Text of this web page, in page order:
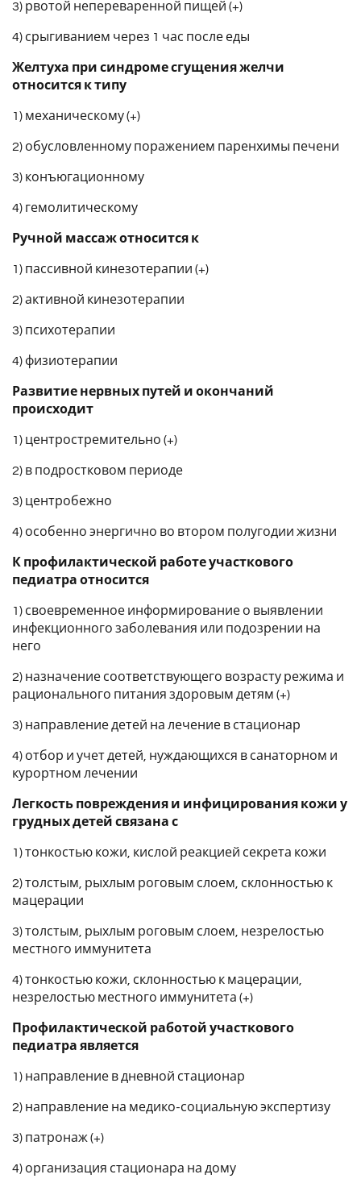
3) рвотой непереваренной пищей (+)
4) срыгиванием через 1 час после еды
Желтуха при синдроме сгущения желчи
относится к типу
1) механическому (+)
2) обусловленному поражением паренхимы печени
3) конъюгационному
4) гемолитическому
Ручной массаж относится к
1) пассивной кинезотерапии (+)
2) активной кинезотерапии
3) психотерапии
4) физиотерапии
Развитие нервных путей и окончаний
происходит
1) центростремительно (+)
2) в подростковом периоде
3) центробежно
4) особенно энергично во втором полугодии жизни
К профилактической работе участкового
педиатра относится
1) своевременное информирование о выявлении
инфекционного заболевания или подозрении на
него
2) назначение соответствующего возрасту режима и
рационального питания здоровым детям (+)
3) направление детей на лечение в стационар
4) отбор и учет детей, нуждающихся в санаторном и
курортном лечении
Легкость повреждения и инфицирования кожи у
грудных детей связана с
1) тонкостью кожи, кислой реакцией секрета кожи
2) толстым, рыхлым роговым слоем, склонностью к
мацерации
3) толстым, рыхлым роговым слоем, незрелостью
местного иммунитета
4) тонкостью кожи, склонностью к мацерации,
незрелостью местного иммунитета (+)
Профилактической работой участкового
педиатра является
1) направление в дневной стационар
2) направление на медико-социальную экспертизу
3) патронаж (+)
4) организация стационара на дому